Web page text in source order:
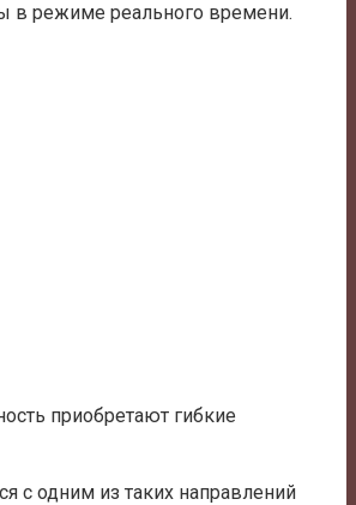
в режиме реального времени.
приобретают гибкие
с одним из таких направлений